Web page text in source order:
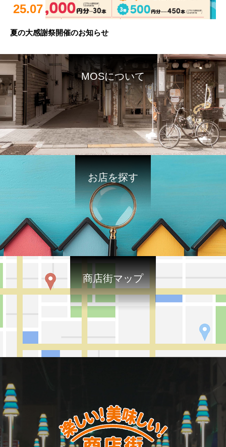
25.07
夏の大感謝祭開催のお知らせ
MOSについて
お店を探す
商店街マップ